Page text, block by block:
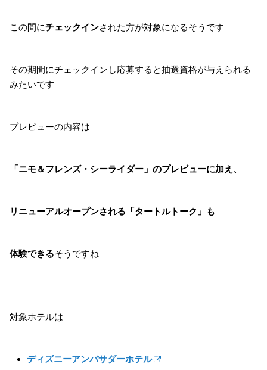
この間にチェックインされた方が対象になるそうです
その期間にチェックインし応募すると抽選資格が与えられる
みたいです
プレビューの内容は
「ニモ＆フレンズ・シーライダー」のプレビューに加え、
リニューアルオープンされる「タートルトーク」も
体験できるそうですね
対象ホテルは
ディズニーアンバサダーホテル